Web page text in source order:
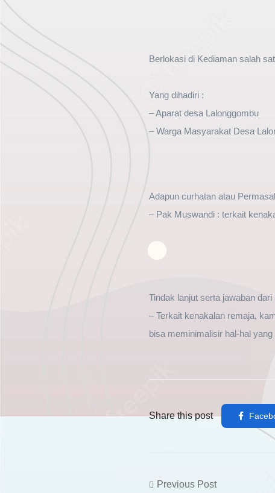
Berlokasi di Kediaman salah
Yang dihadiri :
– Aparat desa Lalonggombu
– Warga Masyarakat Desa
Adapun curhatan atau
– Pak Muswandi : terkait
Tindak lanjut serta jawaban
– Terkait kenakalan remaja,
bisa meminimalisir hal-hal
Share this post
Previous Post